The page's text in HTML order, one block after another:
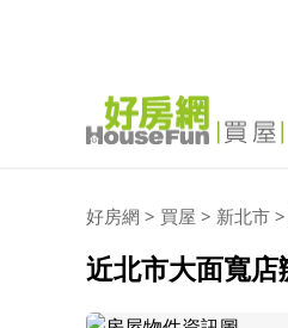
好房網 > 買屋 > 新北市 >
近北市大面寬